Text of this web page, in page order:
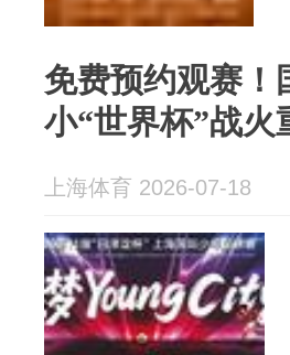
免费预约观赛！
小“世界杯”战火
上海体育 2026-07-18